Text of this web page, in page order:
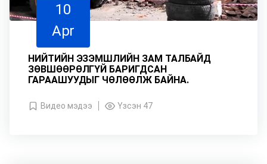
10
Apr
НИЙТИЙН ЭЗЭМШЛИЙН ЗАМ ТАЛБАЙД
ЗӨВШӨӨРӨЛГҮЙ БАРИГДСАН
ГАРААШУУДЫГ ЧӨЛӨӨЛЖ БАЙНА.
Видео мэдээ Үзсэн 47